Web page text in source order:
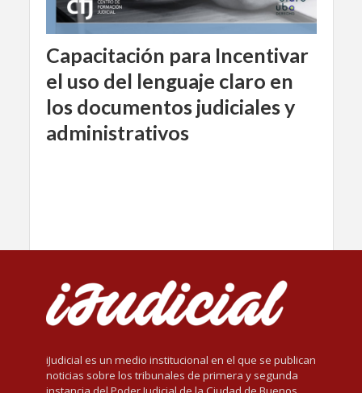
Capacitación para Incentivar
el uso del lenguaje claro en
los documentos judiciales y
administrativos
iJudicial es un medio institucional en el que se publican
noticias sobre los tribunales de primera y segunda